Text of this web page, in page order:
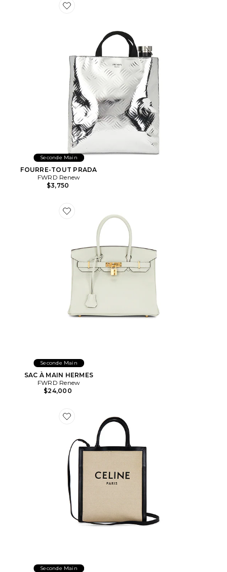
Favorite FOURRE-TOUT PRADA
Seconde Main
FOURRE-TOUT PRADA
FWRD Renew
$3,750
Favorite SAC À MAIN HERMES
Seconde Main
SAC À MAIN HERMES
FWRD Renew
$24,000
Favorite FOURRE-TOUT CELINE
Seconde Main